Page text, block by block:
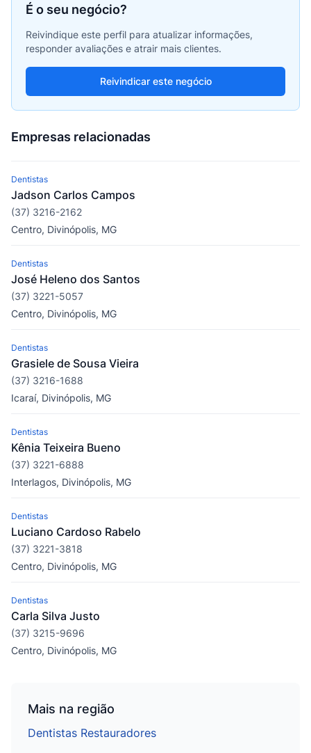
É o seu negócio?
Reivindique este perfil para atualizar informações,
responder avaliações e atrair mais clientes.
Reivindicar este negócio
Empresas relacionadas
Dentistas
Jadson Carlos Campos
(37) 3216-2162
Centro, Divinópolis, MG
Dentistas
José Heleno dos Santos
(37) 3221-5057
Centro, Divinópolis, MG
Dentistas
Grasiele de Sousa Vieira
(37) 3216-1688
Icaraí, Divinópolis, MG
Dentistas
Kênia Teixeira Bueno
(37) 3221-6888
Interlagos, Divinópolis, MG
Dentistas
Luciano Cardoso Rabelo
(37) 3221-3818
Centro, Divinópolis, MG
Dentistas
Carla Silva Justo
(37) 3215-9696
Centro, Divinópolis, MG
Mais na região
Dentistas Restauradores